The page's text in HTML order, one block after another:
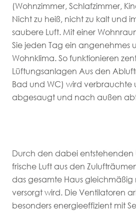
(Wohnzimmer, Schlafzimmer,
Nicht zu heiß, nicht zu kalt und
saubere Luft. Mit einer
Sie jeden Tag ein angenehmes
Wohnklima. So funktionieren
Lüftungsanlagen Aus den
Bad und WC) wird verbrauchte
abgesaugt und nach außen
Durch den dabei entstehenden
frische Luft aus den
das gesamte Haus gleichmäßig
versorgt wird. Die Ventilatoren
besonders energieeffizient mit